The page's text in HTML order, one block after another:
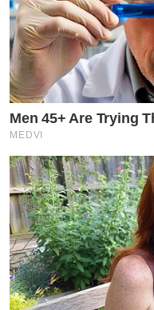
Men 45+ Are Trying
MEDVI